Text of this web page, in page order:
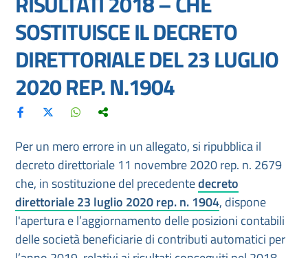
SOSTITUISCE IL DECRETO
DIRETTORIALE DEL 23 LUGLIO
2020 REP. N.1904
Per un mero errore in un allegato, si ripubblica il
decreto direttoriale 11 novembre 2020 rep. n. 2679
che, in sostituzione del precedentedecreto
direttoriale 23 luglio 2020 rep. n. 1904, dispone
l'apertura e l’aggiornamento delle posizioni contabili
delle società beneficiarie di contributi automatici per